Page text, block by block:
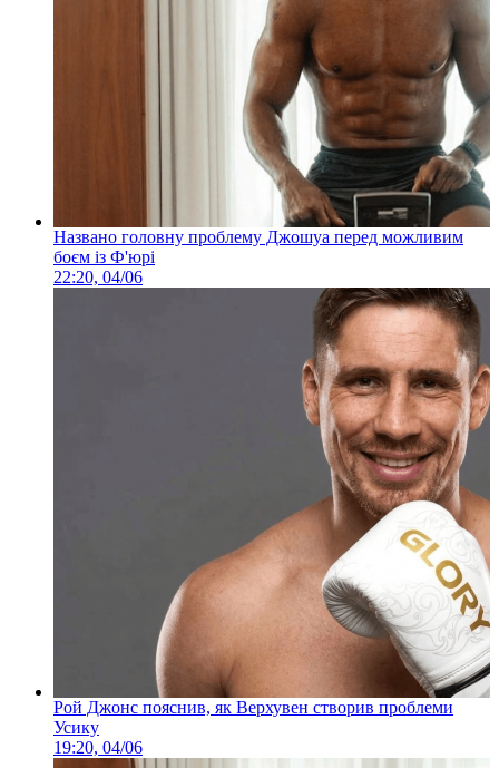
Названо головну проблему Джошуа перед можливим
боєм із Ф'юрі
22:20, 04/06
Рой Джонс пояснив, як Верхувен створив проблеми
Усику
19:20, 04/06